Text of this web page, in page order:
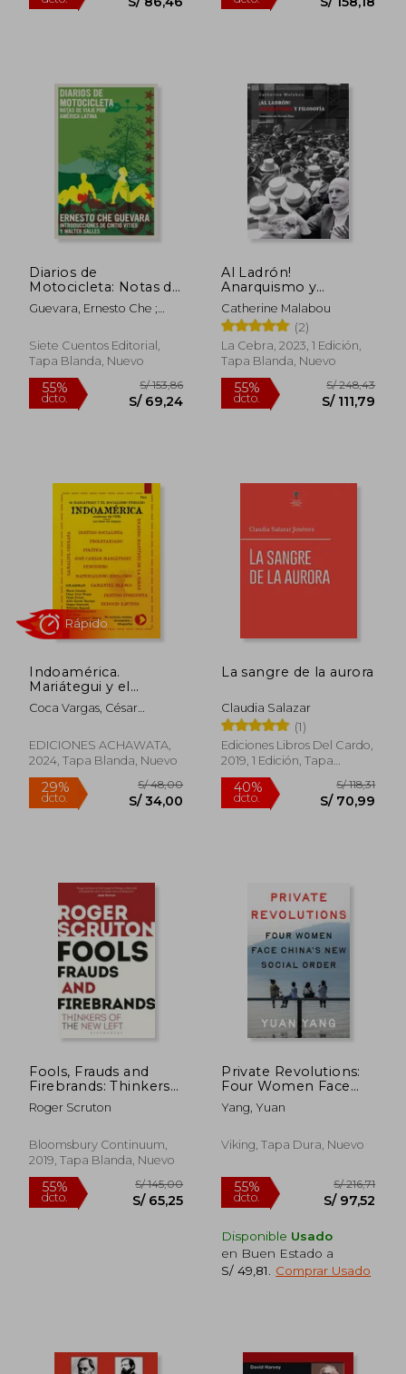
55%
dcto. S/ 86,46
50%
dcto.
Diarios de
Motocicleta: Notas de
Viaje Por América
Latina
Guevara, Ernesto Che ;
Siete Cuentos Editorial,
Tapa Blanda, Nuevo
55% S/ 153,86
Al Ladrón!
Anarquismo y
Filosofía
Catherine Malabou
(2)
La Cebra, 2023, 1 Edición,
Tapa Blanda, Nuevo
55%
Indoamérica.
Mariátegui y el
socialismo peruano
Coca Vargas, César
EDICIONES ACHAWATA,
2024, Tapa Blanda, Nuevo
29%
dcto.
S/ 48,00
Rápido
La sangre de la aurora
Claudia Salazar
(1)
Ediciones Libros Del Cardo,
2019, 1 Edición, Tapa
Blanda, Nuevo
40%
dcto.
Fools, Frauds and
Firebrands: Thinkers
of the new Left (en
Inglés)
Roger Scruton
Bloomsbury Continuum,
2019, Tapa Blanda, Nuevo
Private Revolutions:
Four Women Face
China's New Social
Order (en Inglés)
Yang, Yuan
Viking, Tapa Dura, Nuevo
Disponible Usado
en Buen Estado a
S/ 49,81
Comprar Usado